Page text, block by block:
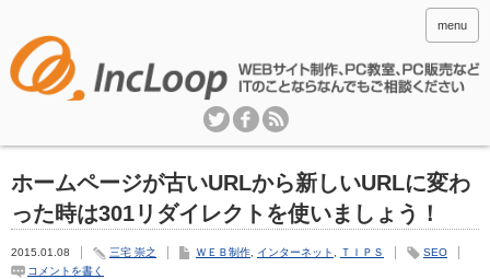
menu
ホームページが古いURLから新しいURLに変わ
った時は301リダイレクトを使いましょう！
2015.01.08 三宅 崇之 ＷＥＢ制作 インターネット ＴＩＰＳ
SEO
コメントを書く